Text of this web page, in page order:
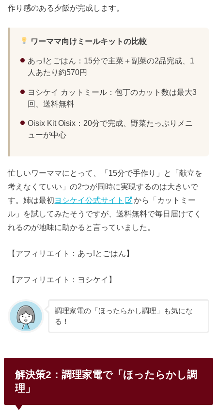
作り感のある夕飯が完成します。
ワーママ向けミールキットの比較
あっ!とごはん：15分で主菜＋副菜の2品完成、1
人あたり約570円
ヨシケイ カットミール：包丁のカット数は最大3
回、送料無料
Oisix Kit Oisix：20分で完成、野菜たっぷりメニ
ューが中心
忙しいワーママにとって、「15分で手作り」と「献立を
考えなくていい」の2つが同時に実現するのは大きいで
す。姉は最初ヨシケイ公式サイト
から「カットミー
ル」を試してみたそうですが、送料無料で毎日届けてく
れるのが地味に助かると言っていました。
【アフィリエイト：あっ!とごはん】
【アフィリエイト：ヨシケイ】
調理家電の「ほったらかし調理」も気にな
る！
解決策2：調理家電で「ほったらかし調
理」